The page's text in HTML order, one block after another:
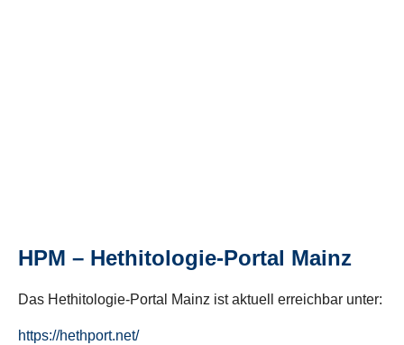
HPM – Hethitologie-Portal Mainz
Das Hethitologie-Portal Mainz ist aktuell erreichbar unter:
https://hethport.net/